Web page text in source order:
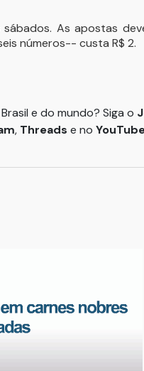
As apostas
números-- custa R$ 2.
e do mundo? Siga o
, Threads e no